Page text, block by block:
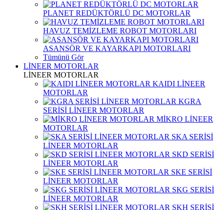
PLANET REDÜKTÖRLÜ DC MOTORLAR
HAVUZ TEMİZLEME ROBOT MOTORLARI
ASANSÖR VE KAYARKAPI MOTORLARI
Tümünü Gör
LİNEER MOTORLAR
LİNEER MOTORLAR
KAIDI LİNEER
MOTORLAR
KGRA
SERİSİ LİNEER MOTORLAR
MİKRO LİNEER
MOTORLAR
SKA SERİSİ
LİNEER MOTORLAR
SKD SERİSİ
LİNEER MOTORLAR
SKE SERİSİ
LİNEER MOTORLAR
SKG SERİSİ
LİNEER MOTORLAR
SKH SERİSİ